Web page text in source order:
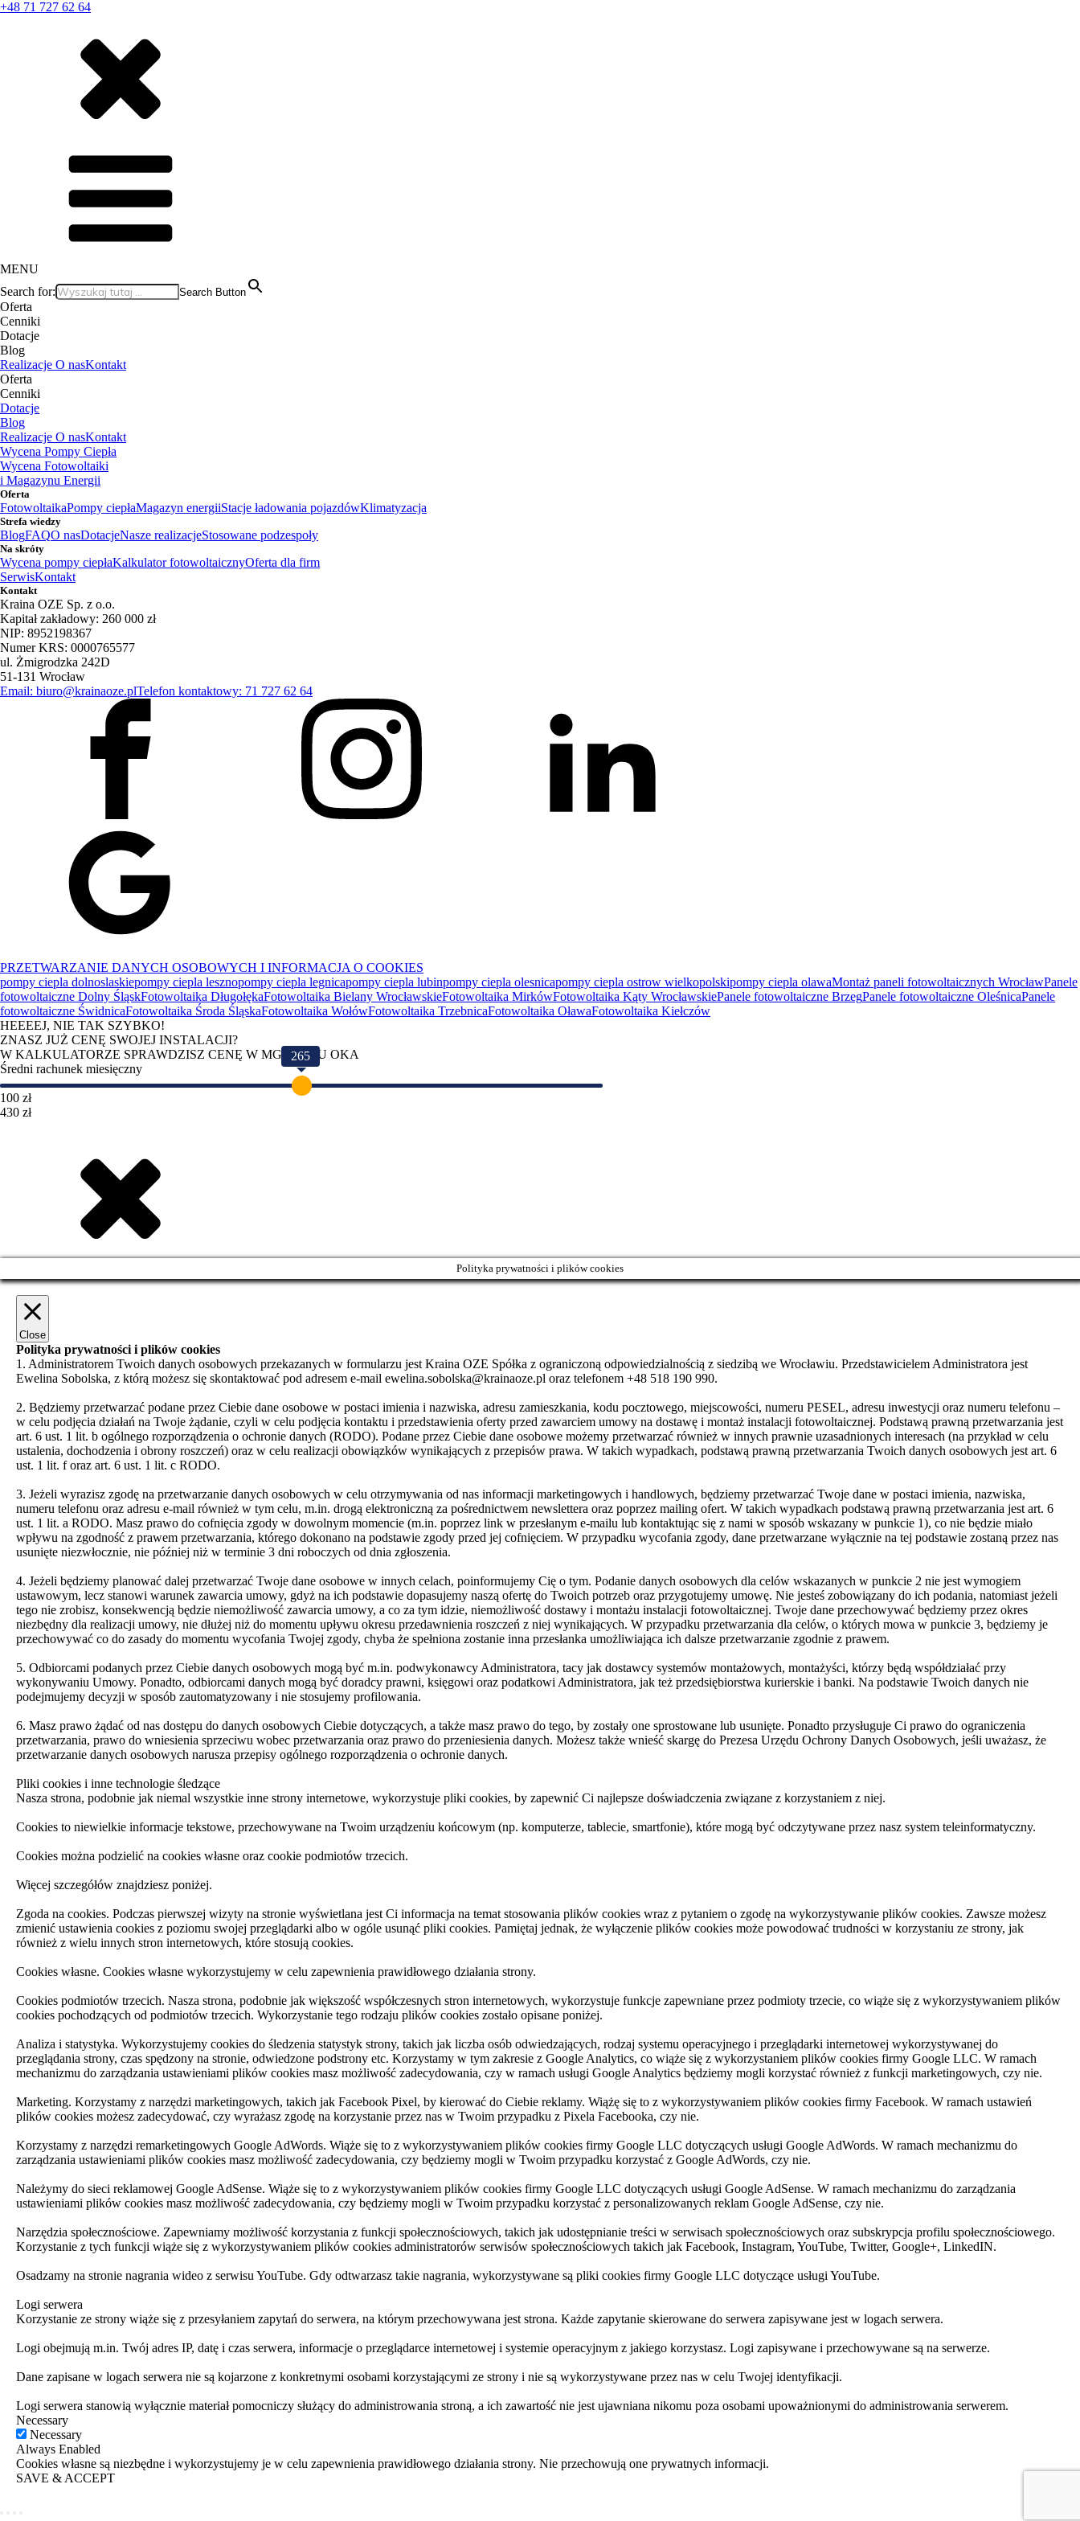
+48 71 727 62 64
MENU
Search for:
Search Button
Oferta
Cenniki
Dotacje
Blog
Realizacje O nasKontakt
Oferta
Cenniki
Dotacje
Blog
Realizacje O nasKontakt
Wycena Pompy Ciepła
Wycena Fotowoltaiki
i Magazynu Energii
Oferta
FotowoltaikaPompy ciepłaMagazyn energiiStacje ładowania pojazdówKlimatyzacja
Strefa wiedzy
BlogFAQO nasDotacjeNasze realizacjeStosowane podzespoły
Na skróty
Wycena pompy ciepłaKalkulator fotowoltaicznyOferta dla firm
SerwisKontakt
Kontakt
Kraina OZE Sp. z o.o.
Kapitał zakładowy: 260 000 zł
NIP: 8952198367
Numer KRS: 0000765577
ul. Żmigrodzka 242D
51-131 Wrocław
Email: biuro@krainaoze.plTelefon kontaktowy: 71 727 62 64
PRZETWARZANIE DANYCH OSOBOWYCH I INFORMACJA O COOKIES
pompy ciepla dolnoslaskiepompy ciepla lesznopompy ciepla legnicapompy ciepla lubinpompy ciepla olesnicapompy ciepla ostrow wielkopolskipompy ciepla olawaMontaż paneli fotowoltaicznych WrocławPanele
fotowoltaiczne Dolny ŚląskFotowoltaika DługołękaFotowoltaika Bielany WrocławskieFotowoltaika MirkówFotowoltaika Kąty WrocławskiePanele fotowoltaiczne BrzegPanele fotowoltaiczne OleśnicaPanele
fotowoltaiczne ŚwidnicaFotowoltaika Środa ŚląskaFotowoltaika WołówFotowoltaika TrzebnicaFotowoltaika OławaFotowoltaika Kiełczów
HEEEEJ, NIE TAK SZYBKO!
ZNASZ JUŻ CENĘ SWOJEJ INSTALACJI?
W KALKULATORZE SPRAWDZISZ CENĘ W MGNIENIU OKA
Średni rachunek miesięczny
265
100 zł
430 zł
Polityka prywatności i plików cookies
Close
Polityka prywatności i plików cookies
1. Administratorem Twoich danych osobowych przekazanych w formularzu jest Kraina OZE Spółka z ograniczoną odpowiedzialnością z siedzibą we Wrocławiu. Przedstawicielem Administratora jest
Ewelina Sobolska, z którą możesz się skontaktować pod adresem e-mail ewelina.sobolska@krainaoze.pl oraz telefonem +48 518 190 990.
2. Będziemy przetwarzać podane przez Ciebie dane osobowe w postaci imienia i nazwiska, adresu zamieszkania, kodu pocztowego, miejscowości, numeru PESEL, adresu inwestycji oraz numeru telefonu –
w celu podjęcia działań na Twoje żądanie, czyli w celu podjęcia kontaktu i przedstawienia oferty przed zawarciem umowy na dostawę i montaż instalacji fotowoltaicznej. Podstawą prawną przetwarzania jest
art. 6 ust. 1 lit. b ogólnego rozporządzenia o ochronie danych (RODO). Podane przez Ciebie dane osobowe możemy przetwarzać również w innych prawnie uzasadnionych interesach (na przykład w celu
ustalenia, dochodzenia i obrony roszczeń) oraz w celu realizacji obowiązków wynikających z przepisów prawa. W takich wypadkach, podstawą prawną przetwarzania Twoich danych osobowych jest art. 6
ust. 1 lit. f oraz art. 6 ust. 1 lit. c RODO.
3. Jeżeli wyrazisz zgodę na przetwarzanie danych osobowych w celu otrzymywania od nas informacji marketingowych i handlowych, będziemy przetwarzać Twoje dane w postaci imienia, nazwiska,
numeru telefonu oraz adresu e-mail również w tym celu, m.in. drogą elektroniczną za pośrednictwem newslettera oraz poprzez mailing ofert. W takich wypadkach podstawą prawną przetwarzania jest art. 6
ust. 1 lit. a RODO. Masz prawo do cofnięcia zgody w dowolnym momencie (m.in. poprzez link w przesłanym e-mailu lub kontaktując się z nami w sposób wskazany w punkcie 1), co nie będzie miało
wpływu na zgodność z prawem przetwarzania, którego dokonano na podstawie zgody przed jej cofnięciem. W przypadku wycofania zgody, dane przetwarzane wyłącznie na tej podstawie zostaną przez nas
usunięte niezwłocznie, nie później niż w terminie 3 dni roboczych od dnia zgłoszenia.
4. Jeżeli będziemy planować dalej przetwarzać Twoje dane osobowe w innych celach, poinformujemy Cię o tym. Podanie danych osobowych dla celów wskazanych w punkcie 2 nie jest wymogiem
ustawowym, lecz stanowi warunek zawarcia umowy, gdyż na ich podstawie dopasujemy naszą ofertę do Twoich potrzeb oraz przygotujemy umowę. Nie jesteś zobowiązany do ich podania, natomiast jeżeli
tego nie zrobisz, konsekwencją będzie niemożliwość zawarcia umowy, a co za tym idzie, niemożliwość dostawy i montażu instalacji fotowoltaicznej. Twoje dane przechowywać będziemy przez okres
niezbędny dla realizacji umowy, nie dłużej niż do momentu upływu okresu przedawnienia roszczeń z niej wynikających. W przypadku przetwarzania dla celów, o których mowa w punkcie 3, będziemy je
przechowywać co do zasady do momentu wycofania Twojej zgody, chyba że spełniona zostanie inna przesłanka umożliwiająca ich dalsze przetwarzanie zgodnie z prawem.
5. Odbiorcami podanych przez Ciebie danych osobowych mogą być m.in. podwykonawcy Administratora, tacy jak dostawcy systemów montażowych, montażyści, którzy będą współdziałać przy
wykonywaniu Umowy. Ponadto, odbiorcami danych mogą być doradcy prawni, księgowi oraz podatkowi Administratora, jak też przedsiębiorstwa kurierskie i banki. Na podstawie Twoich danych nie
podejmujemy decyzji w sposób zautomatyzowany i nie stosujemy profilowania.
6. Masz prawo żądać od nas dostępu do danych osobowych Ciebie dotyczących, a także masz prawo do tego, by zostały one sprostowane lub usunięte. Ponadto przysługuje Ci prawo do ograniczenia
przetwarzania, prawo do wniesienia sprzeciwu wobec przetwarzania oraz prawo do przeniesienia danych. Możesz także wnieść skargę do Prezesa Urzędu Ochrony Danych Osobowych, jeśli uważasz, że
przetwarzanie danych osobowych narusza przepisy ogólnego rozporządzenia o ochronie danych.
Pliki cookies i inne technologie śledzące
Nasza strona, podobnie jak niemal wszystkie inne strony internetowe, wykorzystuje pliki cookies, by zapewnić Ci najlepsze doświadczenia związane z korzystaniem z niej.
Cookies to niewielkie informacje tekstowe, przechowywane na Twoim urządzeniu końcowym (np. komputerze, tablecie, smartfonie), które mogą być odczytywane przez nasz system teleinformatyczny.
Cookies można podzielić na cookies własne oraz cookie podmiotów trzecich.
Więcej szczegółów znajdziesz poniżej.
Zgoda na cookies. Podczas pierwszej wizyty na stronie wyświetlana jest Ci informacja na temat stosowania plików cookies wraz z pytaniem o zgodę na wykorzystywanie plików cookies. Zawsze możesz
zmienić ustawienia cookies z poziomu swojej przeglądarki albo w ogóle usunąć pliki cookies. Pamiętaj jednak, że wyłączenie plików cookies może powodować trudności w korzystaniu ze strony, jak
również z wielu innych stron internetowych, które stosują cookies.
Cookies własne. Cookies własne wykorzystujemy w celu zapewnienia prawidłowego działania strony.
Cookies podmiotów trzecich. Nasza strona, podobnie jak większość współczesnych stron internetowych, wykorzystuje funkcje zapewniane przez podmioty trzecie, co wiąże się z wykorzystywaniem plików
cookies pochodzących od podmiotów trzecich. Wykorzystanie tego rodzaju plików cookies zostało opisane poniżej.
Analiza i statystyka. Wykorzystujemy cookies do śledzenia statystyk strony, takich jak liczba osób odwiedzających, rodzaj systemu operacyjnego i przeglądarki internetowej wykorzystywanej do
przeglądania strony, czas spędzony na stronie, odwiedzone podstrony etc. Korzystamy w tym zakresie z Google Analytics, co wiąże się z wykorzystaniem plików cookies firmy Google LLC. W ramach
mechanizmu do zarządzania ustawieniami plików cookies masz możliwość zadecydowania, czy w ramach usługi Google Analytics będziemy mogli korzystać również z funkcji marketingowych, czy nie.
Marketing. Korzystamy z narzędzi marketingowych, takich jak Facebook Pixel, by kierować do Ciebie reklamy. Wiążę się to z wykorzystywaniem plików cookies firmy Facebook. W ramach ustawień
plików cookies możesz zadecydować, czy wyrażasz zgodę na korzystanie przez nas w Twoim przypadku z Pixela Facebooka, czy nie.
Korzystamy z narzędzi remarketingowych Google AdWords. Wiąże się to z wykorzystywaniem plików cookies firmy Google LLC dotyczących usługi Google AdWords. W ramach mechanizmu do
zarządzania ustawieniami plików cookies masz możliwość zadecydowania, czy będziemy mogli w Twoim przypadku korzystać z Google AdWords, czy nie.
Należymy do sieci reklamowej Google AdSense. Wiąże się to z wykorzystywaniem plików cookies firmy Google LLC dotyczących usługi Google AdSense. W ramach mechanizmu do zarządzania
ustawieniami plików cookies masz możliwość zadecydowania, czy będziemy mogli w Twoim przypadku korzystać z personalizowanych reklam Google AdSense, czy nie.
Narzędzia społecznościowe. Zapewniamy możliwość korzystania z funkcji społecznościowych, takich jak udostępnianie treści w serwisach społecznościowych oraz subskrypcja profilu społecznościowego.
Korzystanie z tych funkcji wiąże się z wykorzystywaniem plików cookies administratorów serwisów społecznościowych takich jak Facebook, Instagram, YouTube, Twitter, Google+, LinkedIN.
Osadzamy na stronie nagrania wideo z serwisu YouTube. Gdy odtwarzasz takie nagrania, wykorzystywane są pliki cookies firmy Google LLC dotyczące usługi YouTube.
Logi serwera
Korzystanie ze strony wiąże się z przesyłaniem zapytań do serwera, na którym przechowywana jest strona. Każde zapytanie skierowane do serwera zapisywane jest w logach serwera.
Logi obejmują m.in. Twój adres IP, datę i czas serwera, informacje o przeglądarce internetowej i systemie operacyjnym z jakiego korzystasz. Logi zapisywane i przechowywane są na serwerze.
Dane zapisane w logach serwera nie są kojarzone z konkretnymi osobami korzystającymi ze strony i nie są wykorzystywane przez nas w celu Twojej identyfikacji.
Logi serwera stanowią wyłącznie materiał pomocniczy służący do administrowania stroną, a ich zawartość nie jest ujawniana nikomu poza osobami upoważnionymi do administrowania serwerem.
Necessary
Necessary
Always Enabled
Cookies własne są niezbędne i wykorzystujemy je w celu zapewnienia prawidłowego działania strony. Nie przechowują one prywatnych informacji.
SAVE & ACCEPT